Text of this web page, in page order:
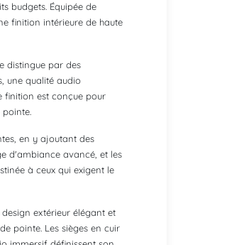
budgets. Équipée de
finition intérieure de haute
distingue par des
une qualité audio
finition est conçue pour
en y ajoutant des
d'ambiance avancé, et les
à ceux qui exigent le
extérieur élégant et
pointe. Les sièges en cuir